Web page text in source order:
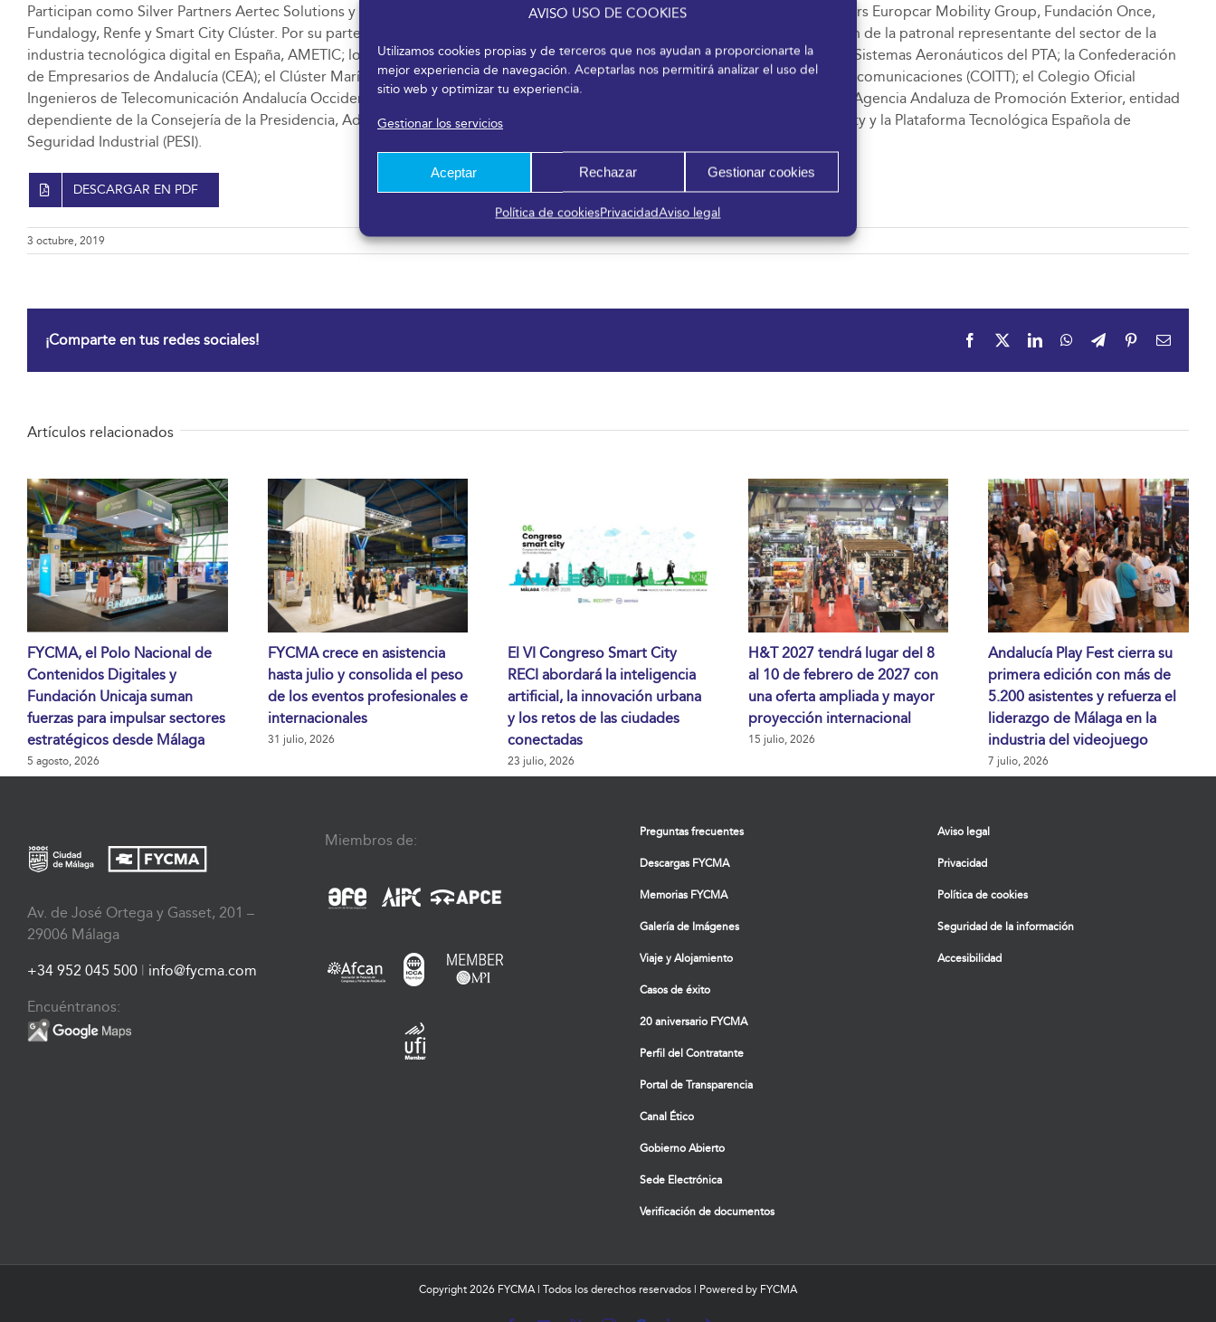
AVISO USO DE COOKIES
Utilizamos cookies propias y de terceros que nos ayudan a proporcionarte la
mejor experiencia de navegación. Aceptarlas nos permitirá analizar el uso del
sitio web y optimizar tu experiencia.
Gestionar los servicios
Aceptar Rechazar Gestionar cookies
Política de cookiesPrivacidadAviso legal
Participan como Silver Partners Aertec Solutions y la Corporación Tecnológica de Andalucía (CTA). Actúan como Bronze Partners Europcar Mobility Group, Fundación Once,
Fundalogy, Renfe y Smart City Clúster. Por su parte, Connected Mobility Hub es Innovation Partner. Cuenta con la colaboración de la patronal representante del sector de la
industria tecnológica digital en España, AMETIC; los clústeres de sistemas aeroespaciales Andalucía Aerospace y el Clúster de Sistemas Aeronáuticos del PTA; la Confederación
de Empresarios de Andalucía (CEA); el Clúster Marítimo Marino de Andalucía; el Colegio Oficial de Ingenieros Técnicos de Telecomunicaciones (COITT); el Colegio Oficial
Ingenieros de Telecomunicación Andalucía Occidental y Ceuta (COITAOC); el Parque Tecnológico de Andalucía (PTA); Extenda-Agencia Andaluza de Promoción Exterior, entidad
dependiente de la Consejería de la Presidencia, Administración Pública e Interior de la Junta de Andalucía; OnGranada Tech City y la Plataforma Tecnológica Española de
Seguridad Industrial (PESI).
DESCARGAR EN PDF
3 octubre, 2019
¡Comparte en tus redes sociales! Facebook LinkedInWhatsApp
TelegramPinterestCorreo
Artículos relacionados
FYCMA, el Polo Nacional de
Contenidos Digitales y
Fundación Unicaja suman
fuerzas para impulsar sectores
estratégicos desde Málaga
5 agosto, 2026
FYCMA crece en asistencia
hasta julio y consolida el peso
de los eventos profesionales e
internacionales
31 julio, 2026
El VI Congreso Smart City
RECI abordará la inteligencia
artificial, la innovación urbana
y los retos de las ciudades
conectadas
23 julio, 2026
H&T 2027 tendrá lugar del 8
al 10 de febrero de 2027 con
una oferta ampliada y mayor
proyección internacional
15 julio, 2026
Andalucía Play Fest cierra su
primera edición con más de
5.200 asistentes y refuerza el
liderazgo de Málaga en la
industria del videojuego
7 julio, 2026
Av. de José Ortega y Gasset, 201 –
29006 Málaga
+34 952 045 500 info@fycma.com
Encuéntranos:
Miembros de: Preguntas frecuentes
Descargas FYCMA
Memorias FYCMA
Galería de Imágenes
Viaje y Alojamiento
Casos de éxito
20 aniversario FYCMA
Perfil del Contratante
Portal de Transparencia
Canal Ético
Gobierno Abierto
Sede Electrónica
Verificación de documentos
Aviso legal
Privacidad
Política de cookies
Seguridad de la información
Accesibilidad
Copyright 2026 FYCMA | Todos los derechos reservados | Powered by FYCMA